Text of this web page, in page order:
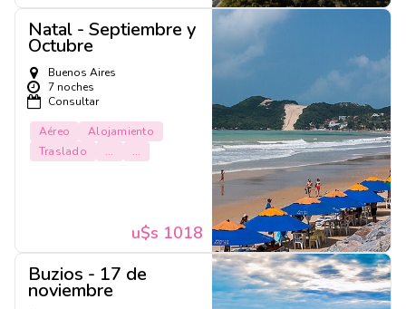
Natal - Septiembre y
Octubre
Buenos Aires
7 noches
Consultar
Aéreo
Alojamiento
Traslado
... ...
u$s 1018
Buzios - 17 de
noviembre